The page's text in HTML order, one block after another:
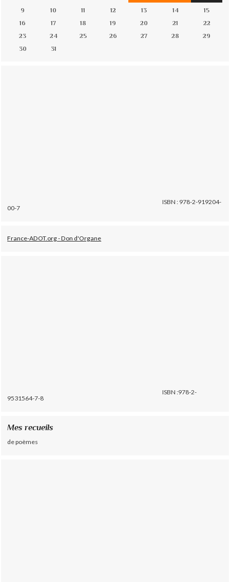
9
10 11 12 13 14
15
16
17 18 19 20 21
22
23
24 25 26 27 28
29
30
31
ISBN : 978-2-919204-
00-7
France-ADOT.org - Don d'Organe
ISBN :978-2-
9531564-7-8
Mes recueils
de poèmes